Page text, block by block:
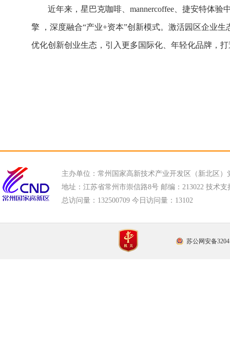
近年来，星巴克咖啡、mannercoffee、捷安特体
擎 ，深度融合“产业+资本”创新模式。激活园区企业
优化创新创业生态，引入更多国际化、年轻化品牌，
主办单位：常州国家高新技术产业开发区（新北区）
地址：江苏省常州市崇信路8号 邮编：213022 技术支
总访问量： 132500709 今日访问量： 13102
苏公网安备